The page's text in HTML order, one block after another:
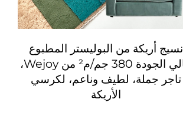
نسيج أريكة من البوليستر المطبوع
عالي الجودة 380 جم/م² من Wejoy،
تاجر جملة، لطيف وناعم، لكرسي
الأريكة